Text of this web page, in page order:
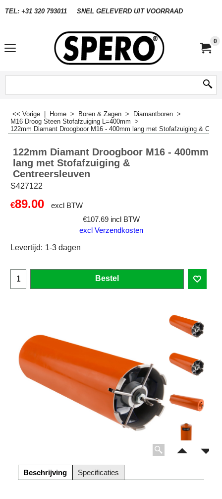
TEL: +31 320 793011 SNEL GELEVERD UIT VOORRAAD
0
<< Vorige Home > Boren & Zagen > Diamantboren >
M16 Droog Steen Stofafzuiging L=400mm >
122mm Diamant Droogboor M16 - 400mm lang met Stofafzuiging &
122mm Diamant Droogboor M16 - 400mm
lang met Stofafzuiging &
Centreersleuven
S427122
€89.00
excl BTW
€107.69 incl BTW
excl Verzendkosten
Levertijd: 1-3 dagen
Bestel
Beschrijving Specificaties